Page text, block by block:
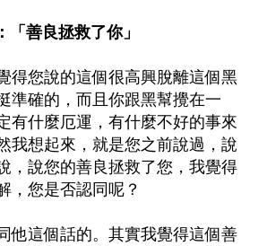
善良拯救了你」
得您說的這個很高興脫離這個黑
準確的，而且你跟黑幫攪在一
有什麼厄運，有什麼不好的事來
我想起來，就是您之前說過，說
，說您的善良拯救了您，我覺得
，您是否認同呢？
他這個話的。其實我覺得這個善